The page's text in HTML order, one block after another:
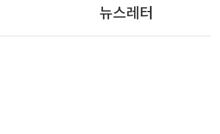
뉴스레터